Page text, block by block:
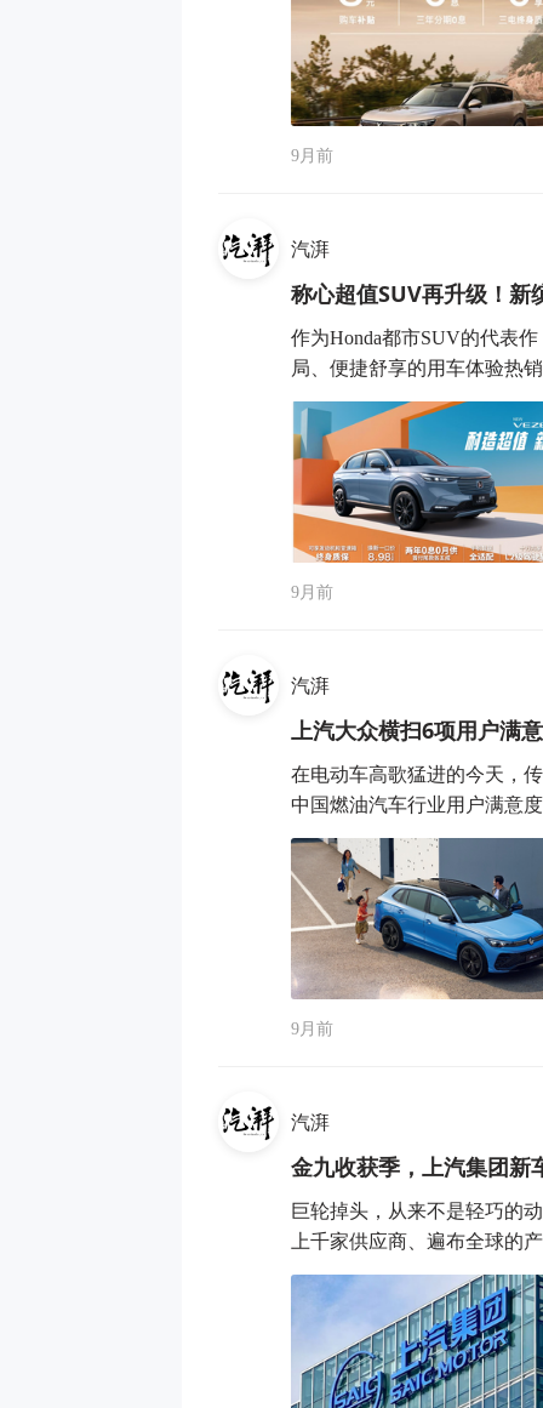
9月前
汽湃
称心超值SUV再升级！新
作为Honda都市SUV的代表
局、便捷舒享的用车体验热
9月前
汽湃
上汽大众横扫6项用户满
在电动车高歌猛进的今天，
中国燃油汽车行业用户满意
9月前
汽湃
金九收获季，上汽集团新
巨轮掉头，从来不是轻巧的
上千家供应商、遍布全球的